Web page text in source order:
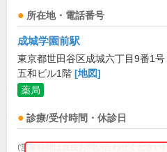
所在地・電話番号
成城学園前駅
東京都世田谷区成城六丁目9番1号
五和ビル1階 [地図]
薬局
診療/受付時間・休診日
(営業時間は直接お問い合わせください)